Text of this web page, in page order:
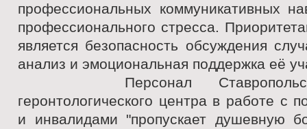
профессиональных коммуникативных
профессионального стресса.
является безопасность обсуждения
анализ и эмоциональная поддержка её
Персонал
геронтологического центра в работе с
и инвалидами "пропускает душевную